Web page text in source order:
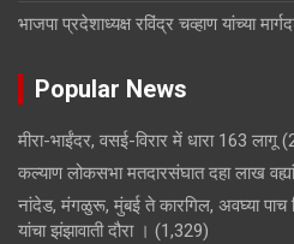
भाजपा प्रदेशाध्यक्ष रविंद्र चव्हाण यांच्या
Popular News
मीरा-भाईंदर, वसई-विरार में धारा 163 लागू
कल्याण लोकसभा मतदारसंघात दहा लाख
नांदेड, मंगळुरू, मुंबई ते कारगिल, अवघ्या पाच
यांचा झंझावाती दौरा । (1,329)